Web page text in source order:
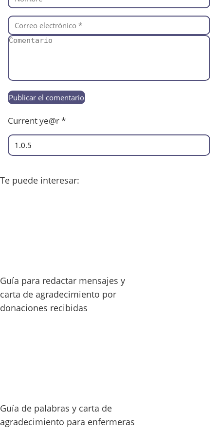
Current ye@r*
Te puede interesar:
Guía para redactar mensajes y
carta de agradecimiento por
donaciones recibidas
Guía de palabras y carta de
agradecimiento para enfermeras